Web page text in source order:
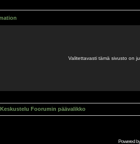
Valitettavasti tämä sivusto on
Foorumin päävalikko
Powered